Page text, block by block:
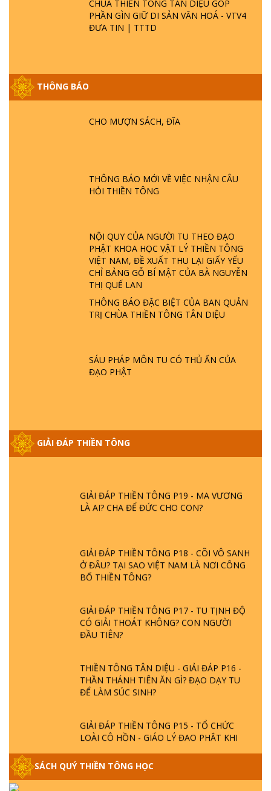
CHÙA THIỀN TÔNG TÂN DIỆU GÓP
PHẦN GÌN GIỮ DI SẢN VĂN HOÁ - VTV4
ĐƯA TIN | TTTD
THÔNG BÁO
CHO MƯỢN SÁCH, ĐĨA
THÔNG BÁO MỚI VỀ VIỆC NHẬN CÂU
HỎI THIỀN TÔNG
NỘI QUY CỦA NGƯỜI TU THEO ĐẠO
PHẬT KHOA HỌC VẬT LÝ THIỀN TÔNG
VIỆT NAM, ĐỀ XUẤT THU LẠI GIẤY YẾU
CHỈ BẢNG GỖ BÍ MẬT CỦA BÀ NGUYỄN
THỊ QUẾ LAN
THÔNG BÁO ĐẶC BIỆT CỦA BAN QUẢN
TRỊ CHÙA THIỀN TÔNG TÂN DIỆU
SÁU PHÁP MÔN TU CÓ THỦ ẤN CỦA
ĐẠO PHẬT
GIẢI ĐÁP THIỀN TÔNG
GIẢI ĐÁP ĐẶC BIỆT P25 - SUỐT 49 NĂM
PHẬT KHÔNG NÓI? HỘI LONG HOA LÀ
TTTD
GIẢI ĐÁP THIỀN TÔNG ĐẶC BIỆT P22 - TẠI
SAO TRÁI ĐẤT NHIỀU THIÊN TAI - LŨ LỤT
- HỎA HOẠN | TTTD
GIẢI ĐÁP THIỀN TÔNG ĐẶC BIỆT P21 - TẠI
GIẢI ĐÁP VỀ LỄ TIỄN THIỀN TÔNG SƯ
GIẢI ĐÁP THIỀN TÔNG ĐẶC BIỆT PHẦN 20
- BÁC NGUYỄN NHÂN LÀ AI? PHIỀN NÃO
DO ĐÂU MÀ CÓ?
GIẢI ĐÁP THIỀN TÔNG P19 - MA VƯƠNG
LÀ AI? CHA ĐỂ ĐỨC CHO CON?
GIẢI ĐÁP THIỀN TÔNG P18 - CÕI VÔ SANH
Ở ĐÂU? TẠI SAO VIỆT NAM LÀ NƠI CÔNG
BỐ THIỀN TÔNG?
GIẢI ĐÁP THIỀN TÔNG P17 - TU TỊNH ĐỘ
CÓ GIẢI THOÁT KHÔNG? CON NGƯỜI
ĐẦU TIÊN?
THIỀN TÔNG TÂN DIỆU - GIẢI ĐÁP P16 -
THẦN THÁNH TIÊN ĂN GÌ? ĐẠO DẠY TU
ĐỂ LÀM SÚC SINH?
GIẢI ĐÁP THIỀN TÔNG P15 - TỔ CHỨC
LOÀI CÔ HỒN - GIÁO LÝ ĐẠO PHẬT KHI
NÀO XUẤT BẢN
SÁCH QUÝ THIỀN TÔNG HỌC